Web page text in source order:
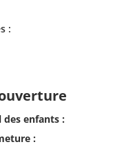
:
des enfants :
: